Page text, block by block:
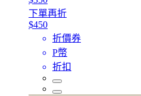
下單再折
$450
折價券
P幣
折扣